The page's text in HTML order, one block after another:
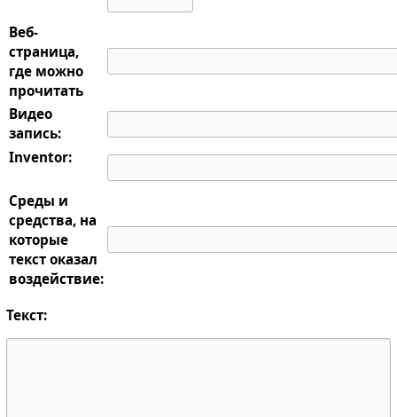
Веб-
страница,
где можно
прочитать
Видео
запись:
Inventor:
Среды и
средства, на
которые
текст оказал
воздействие:
Текст: